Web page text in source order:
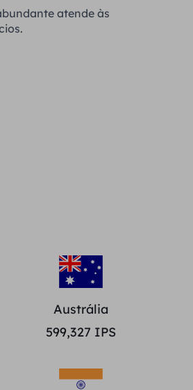
atende às
Austrália
599,327 IPS